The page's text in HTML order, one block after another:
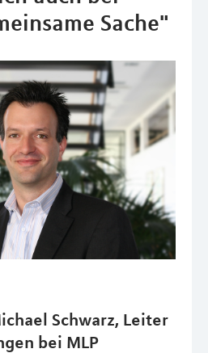
Sache"
Schwarz, Leiter
bei MLP